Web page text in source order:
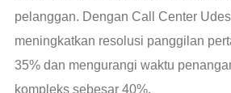
pelanggan. Dengan Call Center
meningkatkan resolusi panggilan
35% dan mengurangi waktu
kompleks sebesar 40%.